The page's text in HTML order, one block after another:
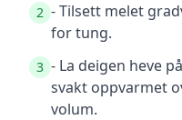
2 - Tilsett melet
for tung.
3 - La deigen heve
svakt oppvarmet
volum.